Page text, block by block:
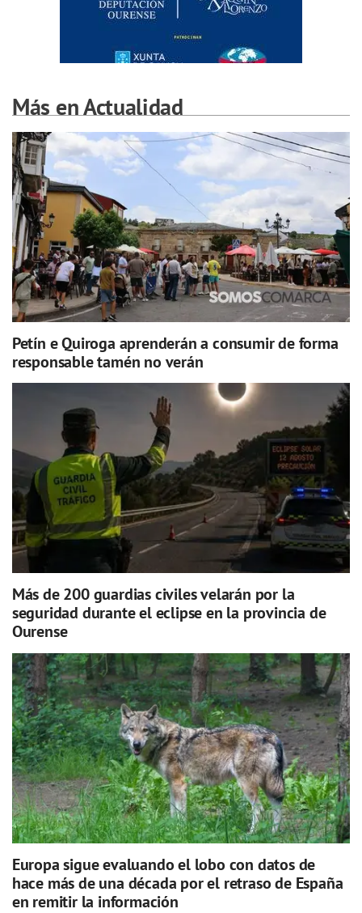
Más en Actualidad
Petín e Quiroga aprenderán a consumir de forma
responsable tamén no verán
Más de 200 guardias civiles velarán por la
seguridad durante el eclipse en la provincia de
Ourense
Europa sigue evaluando el lobo con datos de
hace más de una década por el retraso de España
en remitir la información